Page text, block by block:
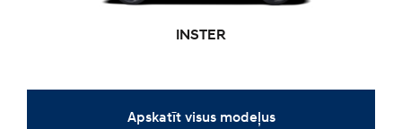
INSTER
Apskatīt visus modeļus